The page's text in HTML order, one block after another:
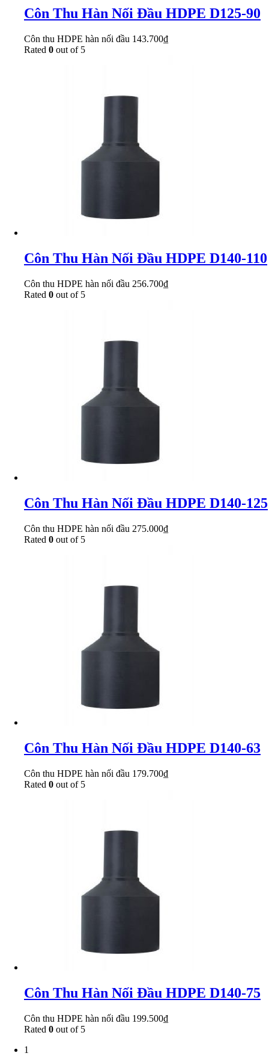
Côn Thu Hàn Nối Đầu HDPE D125-90
Côn thu HDPE hàn nối đầu 143.700₫
Rated 0 out of 5
Côn Thu Hàn Nối Đầu HDPE D140-110
Côn thu HDPE hàn nối đầu 256.700₫
Rated 0 out of 5
Côn Thu Hàn Nối Đầu HDPE D140-125
Côn thu HDPE hàn nối đầu 275.000₫
Rated 0 out of 5
Côn Thu Hàn Nối Đầu HDPE D140-63
Côn thu HDPE hàn nối đầu 179.700₫
Rated 0 out of 5
Côn Thu Hàn Nối Đầu HDPE D140-75
Côn thu HDPE hàn nối đầu 199.500₫
Rated 0 out of 5
1